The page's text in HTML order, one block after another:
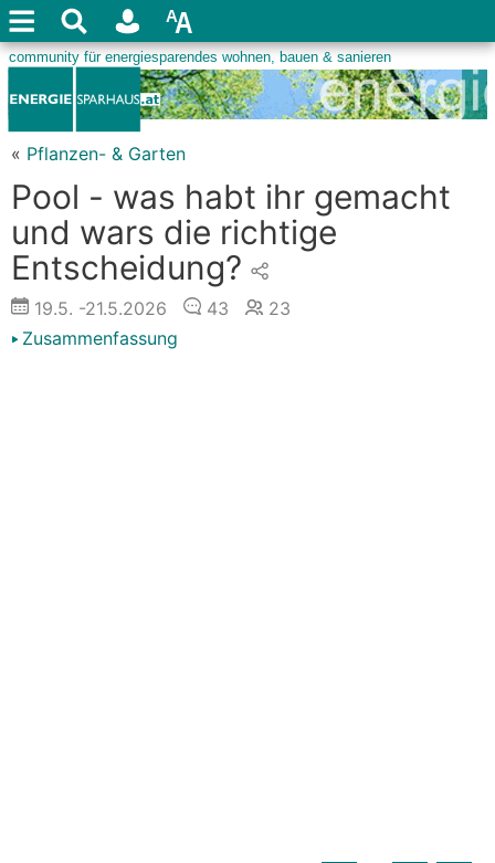
« Pflanzen- & Garten
Pool - was habt ihr gemacht
und wars die richtige
Entscheidung?
19.5. -21.5.2026 43
23
Zusammenfassung